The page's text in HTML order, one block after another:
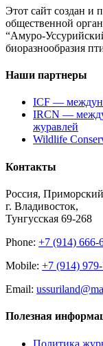
Этот сайт создан и
общественной
“Амуро-
биоразнообразия
Наши партнеры
ICF —
IRCN —
журавлей
Wildlife
Контакты
Россия,
г. Владивосток,
Тунгусская 69-268
Phone: +7 (914) 666-
Mobile: +7 (914)
Email:
Полезная
Политика